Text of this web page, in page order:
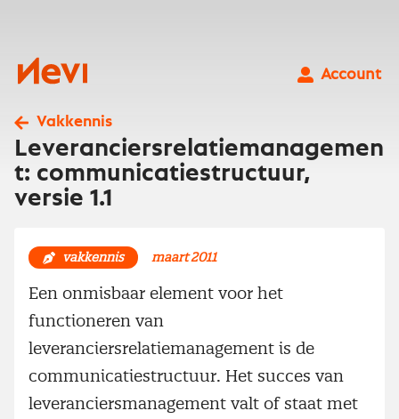
Nevi
Account
Vakkennis
Leveranciersrelatiemanagemen
t: communicatiestructuur,
versie 1.1
vakkennis maart 2011
Een onmisbaar element voor het
functioneren van
leveranciersrelatiemanagement is de
communicatiestructuur. Het succes van
leveranciersmanagement valt of staat met